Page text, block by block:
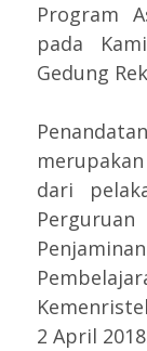
Program
pada
Gedung
dari
2 April